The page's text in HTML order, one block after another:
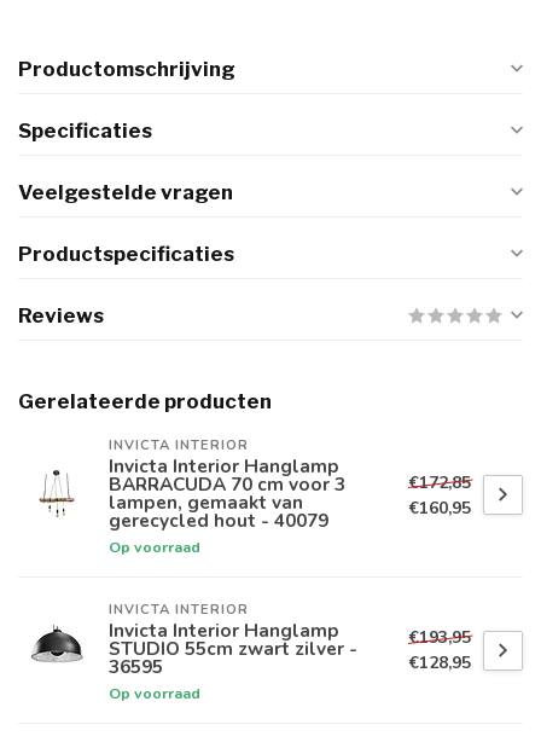
Productomschrijving
Specificaties
Veelgestelde vragen
Productspecificaties
Reviews
Gerelateerde producten
INVICTA INTERIOR
Invicta Interior Hanglamp
BARRACUDA 70 cm voor 3
lampen, gemaakt van
gerecycled hout - 40079
Op voorraad
€172,85
€160,95
INVICTA INTERIOR
Invicta Interior Hanglamp
STUDIO 55cm zwart zilver -
36595
Op voorraad
€193,95
€128,95